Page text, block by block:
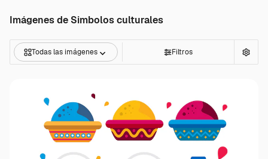
Imágenes de Simbolos culturales
Todas las imágenes Filtros